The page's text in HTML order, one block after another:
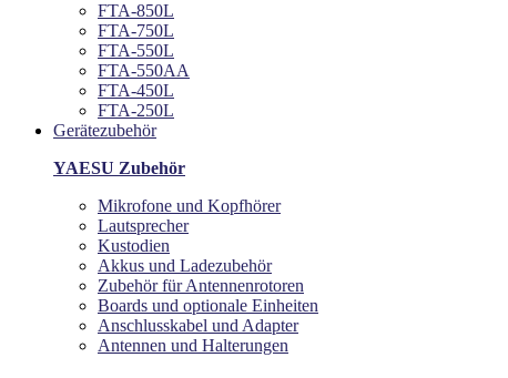
FTA-850L
FTA-750L
FTA-550L
FTA-550AA
FTA-450L
FTA-250L
Gerätezubehör
YAESU Zubehör
Mikrofone und Kopfhörer
Lautsprecher
Kustodien
Akkus und Ladezubehör
Zubehör für Antennenrotoren
Boards und optionale Einheiten
Anschlusskabel und Adapter
Antennen und Halterungen